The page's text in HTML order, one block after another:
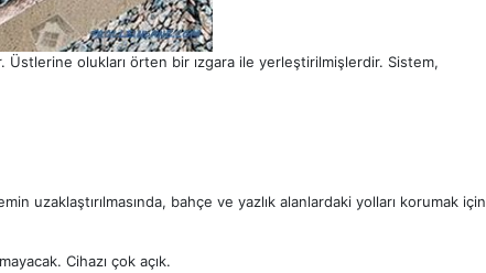
Üstlerine olukları örten bir ızgara ile yerleştirilmişlerdir. Sistem,
uzaklaştırılmasında, bahçe ve yazlık alanlardaki yolları korumak için
Cihazı çok açık.